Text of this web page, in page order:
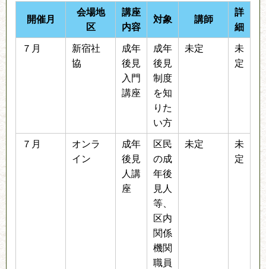
開催月
会場地
区
講座
内容
対象 講師
詳
細
７月
新宿社
協
成年
後見
入門
講座
成年
後見
制度
を知
りた
い方
未定
未
定
７月
オンラ
イン
成年
後見
人講
座
区民
の成
年後
見人
等、
区内
関係
機関
職員
未定
未
定